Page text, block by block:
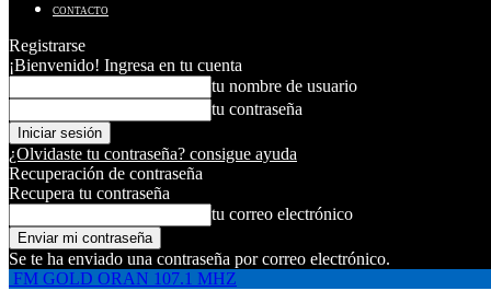
CONTACTO
Registrarse
¡Bienvenido! Ingresa en tu cuenta
tu nombre de usuario
tu contraseña
¿Olvidaste tu contraseña? consigue ayuda
Recuperación de contraseña
Recupera tu contraseña
tu correo electrónico
Se te ha enviado una contraseña por correo electrónico.
FM GOLD ORAN 107.1 MHZ